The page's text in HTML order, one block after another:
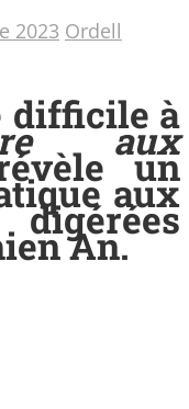
2023 Ordell
difficile à
aux
un
aux
An.